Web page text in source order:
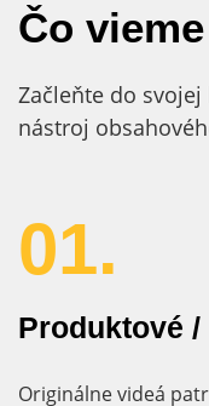
Čo
Začleňte do
nástroj
01.
Produktové
Originálne videá